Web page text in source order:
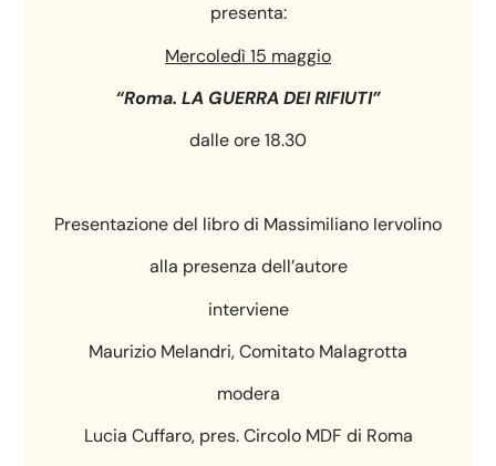
presenta:
Mercoledì 15 maggio
“Roma. LA GUERRA DEI RIFIUTI”
dalle ore 18.30
Presentazione del libro di Massimiliano Iervolino
alla presenza dell’autore
interviene
Maurizio Melandri, Comitato Malagrotta
modera
Lucia Cuffaro, pres. Circolo MDF di Roma